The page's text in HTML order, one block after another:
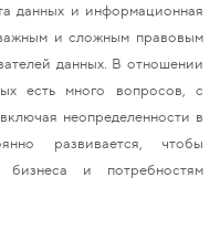
данных и информационная
и сложным правовым
данных. В отношении
есть много вопросов, с
неопределенности в
развивается, чтобы
бизнеса и потребностям